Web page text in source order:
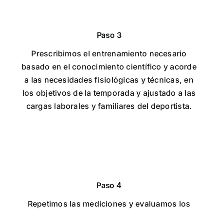
Paso 3
Prescribimos el entrenamiento necesario
basado en el conocimiento científico y acorde
a las necesidades fisiológicas y técnicas, en
los objetivos de la temporada y ajustado a las
cargas laborales y familiares del deportista.
Paso 4
Repetimos las mediciones y evaluamos los